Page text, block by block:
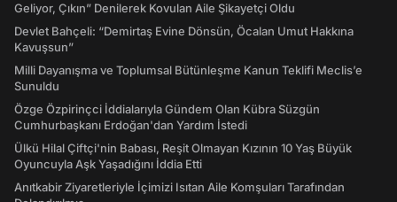
Geliyor, Çıkın” Denilerek Kovulan Aile Şikayetçi Oldu
Devlet Bahçeli: “Demirtaş Evine Dönsün, Öcalan Umut Hakkına
Kavuşsun”
Milli Dayanışma ve Toplumsal Bütünleşme Kanun Teklifi Meclis’e
Sunuldu
Özge Özpirinçci İddialarıyla Gündem Olan Kübra Süzgün
Cumhurbaşkanı Erdoğan'dan Yardım İstedi
Ülkü Hilal Çiftçi'nin Babası, Reşit Olmayan Kızının 10 Yaş Büyük
Oyuncuyla Aşk Yaşadığını İddia Etti
Anıtkabir Ziyaretleriyle İçimizi Isıtan Aile Komşuları Tarafından